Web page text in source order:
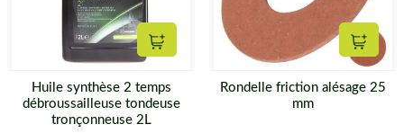
Ajouter au panier
Huile synthèse 2 temps
débroussailleuse tondeuse
tronçonneuse 2L
Rondelle friction alésage 25
mm